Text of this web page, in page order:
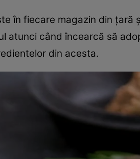
în fiecare magazin din țară
atunci când încearcă să
din acesta.